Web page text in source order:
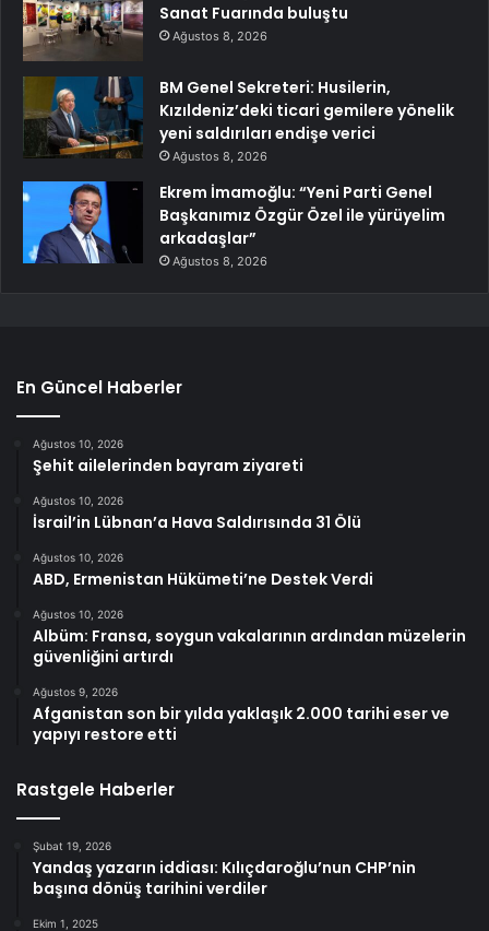
Sanat Fuarında buluştu
Ağustos 8, 2026
BM Genel Sekreteri: Husilerin,
Kızıldeniz’deki ticari gemilere yönelik
yeni saldırıları endişe verici
Ağustos 8, 2026
Ekrem İmamoğlu: “Yeni Parti Genel
Başkanımız Özgür Özel ile yürüyelim
arkadaşlar”
Ağustos 8, 2026
En Güncel Haberler
Ağustos 10, 2026
Şehit ailelerinden bayram ziyareti
Ağustos 10, 2026
İsrail’in Lübnan’a Hava Saldırısında 31 Ölü
Ağustos 10, 2026
ABD, Ermenistan Hükümeti’ne Destek Verdi
Ağustos 10, 2026
Albüm: Fransa, soygun vakalarının ardından müzelerin
güvenliğini artırdı
Ağustos 9, 2026
Afganistan son bir yılda yaklaşık 2.000 tarihi eser ve
yapıyı restore etti
Rastgele Haberler
Şubat 19, 2026
Yandaş yazarın iddiası: Kılıçdaroğlu’nun CHP’nin
başına dönüş tarihini verdiler
Ekim 1, 2025